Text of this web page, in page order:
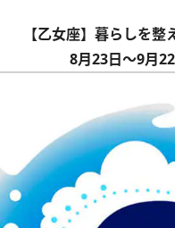
【乙女座】暮らしを整
8月23日～9月